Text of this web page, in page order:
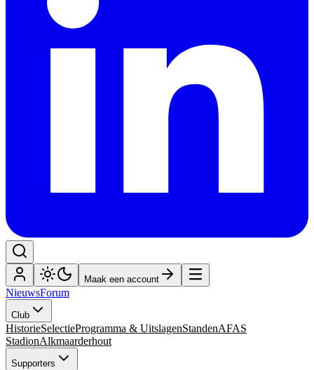
Maak een account
NieuwsForum
Club
HistorieSelectieProgramma & UitslagenStandenAFAS
StadionAlkmaarderhout
Supporters